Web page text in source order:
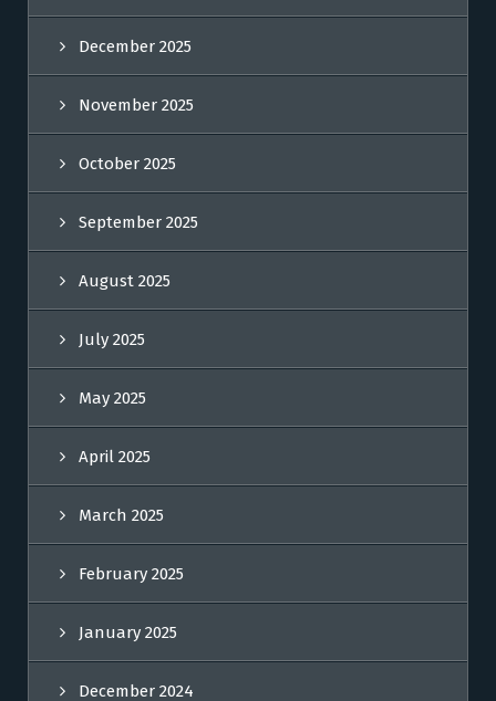
December 2025
November 2025
October 2025
September 2025
August 2025
July 2025
May 2025
April 2025
March 2025
February 2025
January 2025
December 2024